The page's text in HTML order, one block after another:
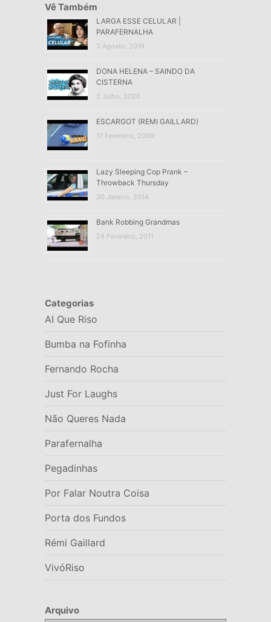
Vê Também
LARGA ESSE CELULAR |
PARAFERNALHA
3 Agosto, 2019
DONA HELENA – SAINDO DA
CISTERNA
2 Julho, 2020
ESCARGOT (REMI GAILLARD)
17 Fevereiro, 2009
Lazy Sleeping Cop Prank –
Throwback Thursday
30 Janeiro, 2014
Bank Robbing Grandmas
24 Fevereiro, 2011
Categorias
AI Que Riso
Bumba na Fofinha
Fernando Rocha
Just For Laughs
Não Queres Nada
Parafernalha
Pegadinhas
Por Falar Noutra Coisa
Porta dos Fundos
Rémi Gaillard
VivóRiso
Arquivo